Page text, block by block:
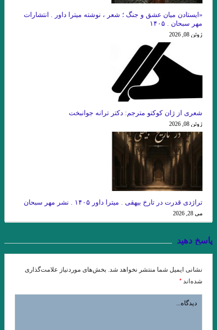
. او و من . ناتالیا گینزبورگ .ترجمه محسن ابراهیم
وآن اتفاق رقم می‌خورد. ماهرو خوشکام
خالق نوساز صورتگر
.یارعلی پور مقدم
چشم بندها . زیگفرید لنتس .برگردان : پويا ميرچي . انتشارات نگارنده
هستي
داستان کوتاه پرواز، نوشته دوریس لسینگ
امیر ارسلان به عنوان “رمانس”. فصل چهاردم . جواد اسحاقیان
منزل آسایش من محو در خود گشتن است. صائب تبریزی
مرگ یک راهزن. لوییجی بارتزینی. نقش روی دیوار .ویرجینیا وولف
. گفتگو با خوان رولفو نویسنده پدروپارامو
از ملک جمشید نقیب الممالک تا امیر ارسلان نقیب الممالک با رویکرد
«ایستادن میان عشق و جنگ ؛ شعر ، نوشته میترا داور . انتشارات
مهر سبحان . ۱۴۰۵
ژوئن 08, 2026
شعری از ژان کوکتو مترجم: دکتر ترانه جوانبخت
ژوئن 08, 2026
تراژدی قدرت در تارخ بیهقی . میترا داور ۱۴۰۵ . نشر مهر سبحان
می 28, 2026
پاسخ دهید
نشانی ایمیل شما منتشر نخواهد شد. بخش‌های موردنیاز علامت‌گذاری
شده‌اند *